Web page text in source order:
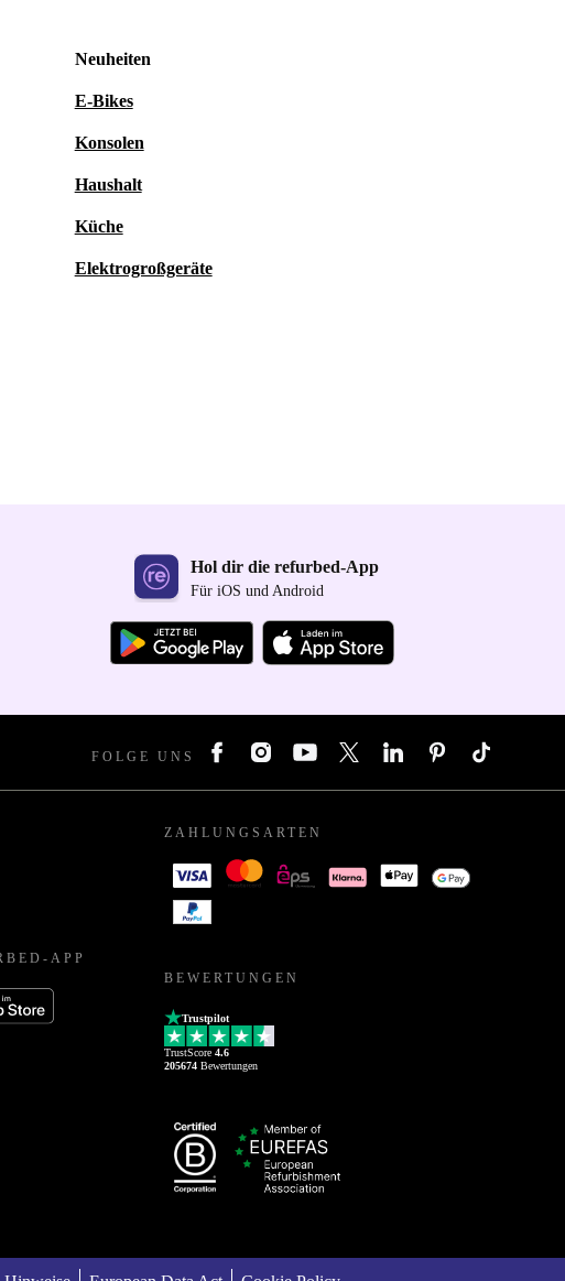
Neuheiten
E-Bikes
Konsolen
Haushalt
Küche
Elektrogroßgeräte
Hol dir die refurbed-App
Für iOS und Android
FOLGE UNS
APP
ZAHLUNGSARTEN
BEWERTUNGEN
Trustpilot
TrustScore 4.6
205674 Bewertungen